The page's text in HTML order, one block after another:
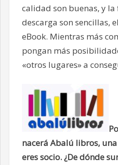
calidad son buenas, y
descarga son sencillas,
eBook. Mientras más
pongan más
«otros lugares» a
nacerá Abalú libros,
eres socio. ¿De dónde